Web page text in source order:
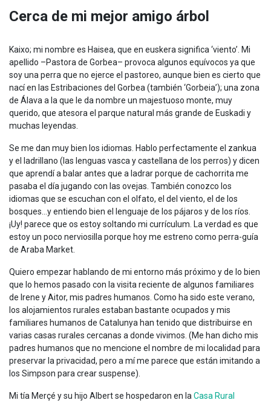
Cerca de mi mejor amigo árbol
Kaixo; mi nombre es Haisea, que en euskera significa ‘viento’. Mi
apellido –Pastora de Gorbea– provoca algunos equívocos ya que
soy una perra que no ejerce el pastoreo, aunque bien es cierto que
nací en las Estribaciones del Gorbea (también ‘Gorbeia’); una zona
de Álava a la que le da nombre un majestuoso monte, muy
querido, que atesora el parque natural más grande de Euskadi y
muchas leyendas.
Se me dan muy bien los idiomas. Hablo perfectamente el zankua
y el ladrillano (las lenguas vasca y castellana de los perros) y dicen
que aprendí a balar antes que a ladrar porque de cachorrita me
pasaba el día jugando con las ovejas. También conozco los
idiomas que se escuchan con el olfato, el del viento, el de los
bosques…y entiendo bien el lenguaje de los pájaros y de los ríos.
¡Uy! parece que os estoy soltando mi currículum. La verdad es que
estoy un poco nerviosilla porque hoy me estreno como perra-guía
de Araba Market.
Quiero empezar hablando de mi entorno más próximo y de lo bien
que lo hemos pasado con la visita reciente de algunos familiares
de Irene y Aitor, mis padres humanos. Como ha sido este verano,
los alojamientos rurales estaban bastante ocupados y mis
familiares humanos de Catalunya han tenido que distribuirse en
varias casas rurales cercanas a donde vivimos. (Me han dicho mis
padres humanos que no mencione el nombre de mi localidad para
preservar la privacidad, pero a mí me parece que están imitando a
los Simpson para crear suspense).
Mi tía Merçé y su hijo Albert se hospedaron en la Casa Rural